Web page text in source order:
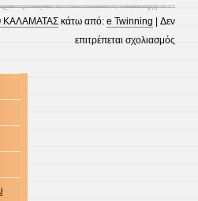
ΚΑΛΑΜΑΤΑΣ κάτω από:e Twinning |Δεν
επιτρέπεται σχολιασμός